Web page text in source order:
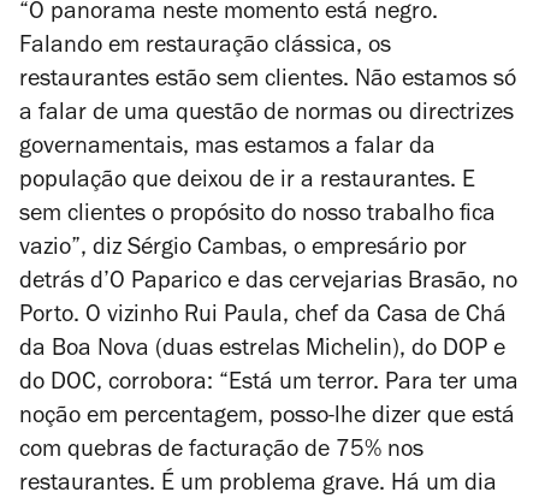
“O panorama neste momento está negro.
Falando em restauração clássica, os
restaurantes estão sem clientes. Não estamos só
a falar de uma questão de normas ou directrizes
governamentais, mas estamos a falar da
população que deixou de ir a restaurantes. E
sem clientes o propósito do nosso trabalho fica
vazio”, diz Sérgio Cambas, o empresário por
detrás d’O Paparico e das cervejarias Brasão, no
Porto. O vizinho Rui Paula, chef da Casa de Chá
da Boa Nova (duas estrelas Michelin), do DOP e
do DOC, corrobora: “Está um terror. Para ter uma
noção em percentagem, posso-lhe dizer que está
com quebras de facturação de 75% nos
restaurantes. É um problema grave. Há um dia